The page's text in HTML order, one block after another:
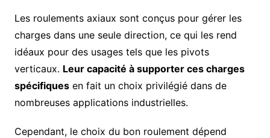
Les roulements axiaux sont conçus pour gérer les
charges dans une seule direction, ce qui les rend
idéaux pour des usages tels que les pivots
verticaux. Leur capacité à supporter ces charges
spécifiquesen fait un choix privilégié dans de
nombreuses applications industrielles.
Cependant, le choix du bon roulement dépend